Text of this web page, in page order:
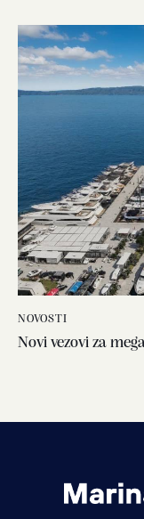
NOVOSTI
Novi vezovi za